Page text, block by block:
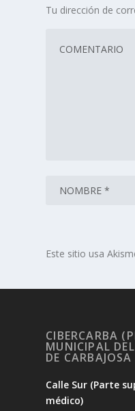
Tu dirección de
Este sitio usa
CIBERCARBA
MUNICIPAL
DE
Calle Sur (Parte
médico)